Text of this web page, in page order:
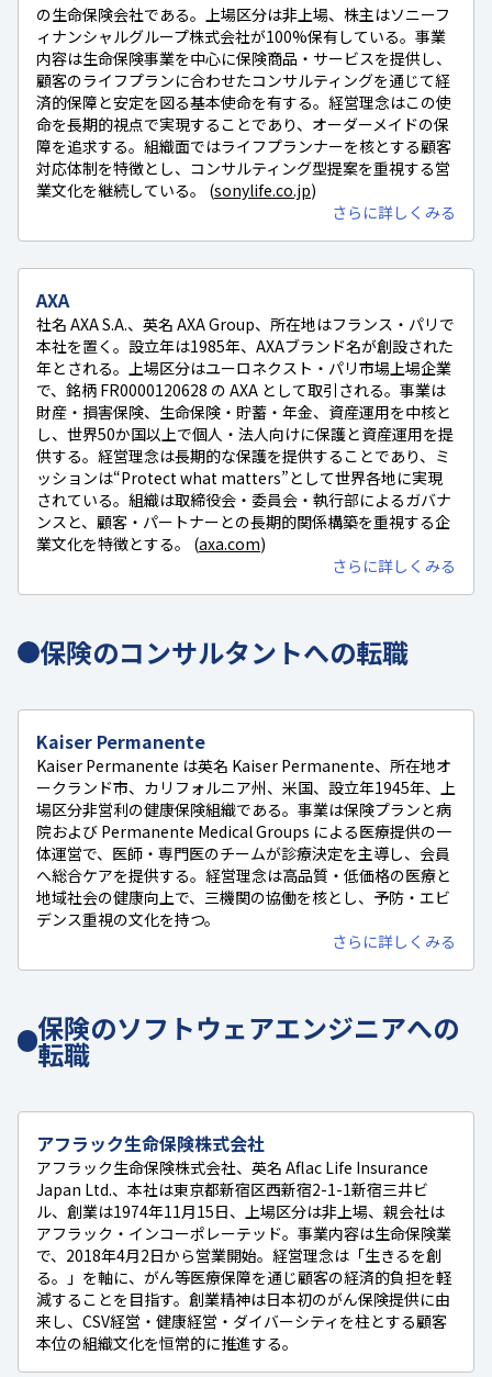
の生命保険会社である。上場区分は非上場、株主はソニーフ
ィナンシャルグループ株式会社が100%保有している。事業
内容は生命保険事業を中心に保険商品・サービスを提供し、
顧客のライフプランに合わせたコンサルティングを通じて経
済的保障と安定を図る基本使命を有する。経営理念はこの使
命を長期的視点で実現することであり、オーダーメイドの保
障を追求する。組織面ではライフプランナーを核とする顧客
対応体制を特徴とし、コンサルティング型提案を重視する営
業文化を継続している。 (sonylife.co.jp)
さらに詳しくみる
AXA
社名 AXA S.A.、英名 AXA Group、所在地はフランス・パリで
本社を置く。設立年は1985年、AXAブランド名が創設された
年とされる。上場区分はユーロネクスト・パリ市場上場企業
で、銘柄 FR0000120628 の AXA として取引される。事業は
財産・損害保険、生命保険・貯蓄・年金、資産運用を中核と
し、世界50か国以上で個人・法人向けに保護と資産運用を提
供する。経営理念は長期的な保護を提供することであり、ミ
ッションは“Protect what matters”として世界各地に実現
されている。組織は取締役会・委員会・執行部によるガバナ
ンスと、顧客・パートナーとの長期的関係構築を重視する企
業文化を特徴とする。 (axa.com)
さらに詳しくみる
保険のコンサルタントへの転職
Kaiser Permanente
Kaiser Permanente は英名 Kaiser Permanente、所在地オ
ークランド市、カリフォルニア州、米国、設立年1945年、上
場区分非営利の健康保険組織である。事業は保険プランと病
院および Permanente Medical Groups による医療提供の一
体運営で、医師・専門医のチームが診療決定を主導し、会員
へ総合ケアを提供する。経営理念は高品質・低価格の医療と
地域社会の健康向上で、三機関の協働を核とし、予防・エビ
デンス重視の文化を持つ。
さらに詳しくみる
保険のソフトウェアエンジニアへの
転職
アフラック生命保険株式会社
アフラック生命保険株式会社、英名 Aflac Life Insurance
Japan Ltd.、本社は東京都新宿区西新宿2-1-1新宿三井ビ
ル、創業は1974年11月15日、上場区分は非上場、親会社は
アフラック・インコーポレーテッド。事業内容は生命保険業
で、2018年4月2日から営業開始。経営理念は「生きるを創
る。」を軸に、がん等医療保障を通じ顧客の経済的負担を軽
減することを目指す。創業精神は日本初のがん保険提供に由
来し、CSV経営・健康経営・ダイバーシティを柱とする顧客
本位の組織文化を恒常的に推進する。